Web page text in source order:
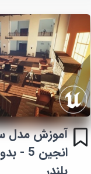
آموزش مدل
انجین